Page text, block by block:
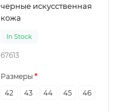
черные искусственная
кожа
In Stock
67613
Размеры
42
43 44 45 46